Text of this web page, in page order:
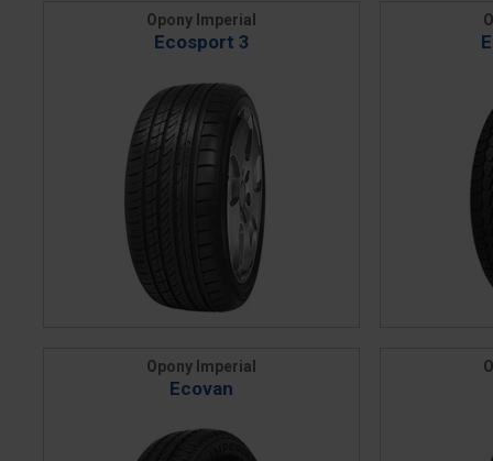
Opony Imperial
Ecosport 3
Opony Imperial
Ecovan